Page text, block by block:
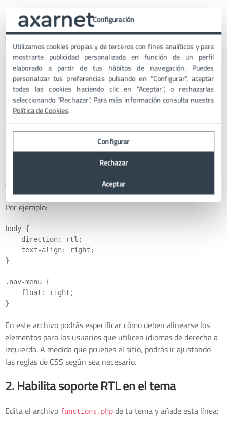
Es importante probar el sitio en RTL varias veces durante su
desarrollo para asegurarse de que todos los elementos se
ajustan correctamente y que el sitio es intuitivo para los
usuarios.
Adaptar un tema a RTL
manualmente
Si ya tienes un tema que no soporta RTL, puedes adaptarlo tú
mismo con unos pasos sencillos:
1. Crea un archivo CSS para RTL
Añade un archivo
en la carpeta de tu tema. Este
archivo debe incluir reglas específicas para ajustar el diseño.
Por ejemplo:
body {
    direction: rtl;
    text-align: right;
}
.nav-menu {
    float: right;
En este archivo podrás especificar cómo deben alinearse los
elementos para los usuarios que utilicen idiomas de derecha a
izquierda. A medida que pruebes el sitio, podrás ir ajustando
las reglas de CSS según sea necesario.
2. Habilita soporte RTL en el tema
Edita el archivo functions.php de tu tema y añade esta línea:
Configuración
Utilizamos cookies propias y de terceros con fines analíticos y para
mostrarte publicidad personalizada en función de un perfil
elaborado a partir de tus hábitos de navegación. Puedes
personalizar tus preferencias pulsando en "Configurar", aceptar
todas las cookies haciendo clic en "Aceptar", o rechazarlas
seleccionando "Rechazar". Para más información consulta nuestra
Política de Cookies.
Configurar
Rechazar
Aceptar